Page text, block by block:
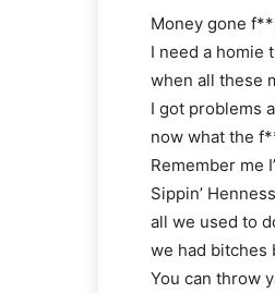
Money gone
I need a homie
when all these
I got problems
now what the
Remember me
Sippin’
all we used to
we had bitches
You can throw